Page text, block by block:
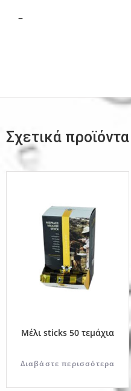
–
Σχετικά προϊόντα
Μέλι sticks 50 τεμάχια
Διαβάστε περισσότερα